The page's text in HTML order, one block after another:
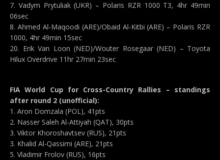
7. Vadym Prytuliak (UKR) – Polaris RZR 1000 T3, 4hr 49min
06sec
8. Ahmed Al-Maqoodi (ARE)/Obaid Al-Kitbi (ARE) – Polaris RZR
1000, 4hr 49min 15sec
20. Erik Van Loon (NED)/Wouter Rosegaar (NED) – Toyota
Hilux Overdrive 11hr 27min 23sec
FIA World Cup for Cross-Country Rallies – standings
after round 2 (unofficial):
1. Aron Domzala (POL), 41pts
2. Nasser Saleh Al-Attiyah (QAT), 30pts
3. Viktor Khoroshavtsev (RUS), 21pts
3. Khalid Al-Qassimi (ARE), 21pts
5. Vladimir Frolov (RUS), 16pts